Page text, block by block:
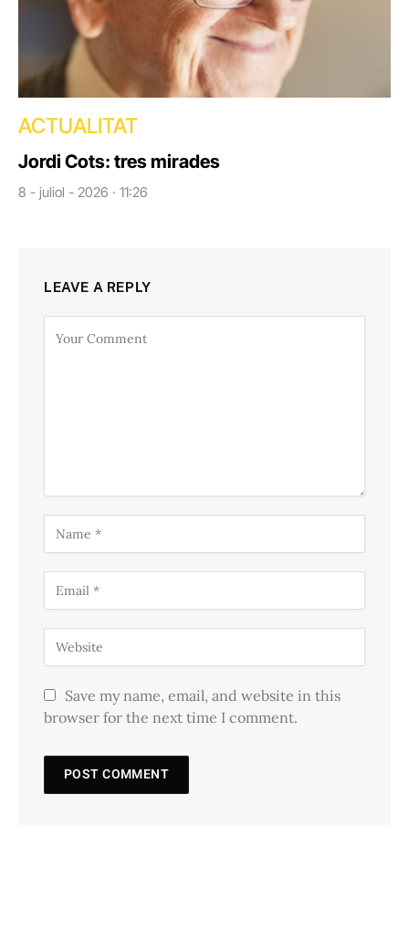
ACTUALITAT
Jordi Cots: tres mirades
8 - juliol - 2026 · 11:26
LEAVE A REPLY
Save my name, email, and website in this
browser for the next time I comment.